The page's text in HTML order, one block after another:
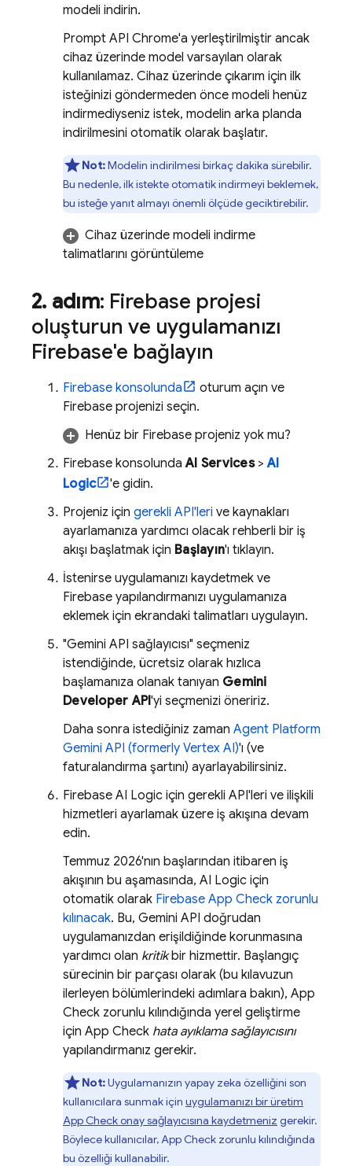
modeli indirin.
Prompt API Chrome'a yerleştirilmiştir ancak
cihaz üzerinde model varsayılan olarak
kullanılamaz. Cihaz üzerinde çıkarım için ilk
isteğinizi göndermeden önce modeli henüz
indirmediyseniz istek, modelin arka planda
indirilmesini otomatik olarak başlatır.
Not:Modelin indirilmesi birkaç dakika sürebilir.
Bu nedenle, ilk istekte otomatik indirmeyi beklemek,
bu isteğe yanıt almayı önemli ölçüde geciktirebilir.
Cihaz üzerinde modeli indirme
talimatlarını görüntüleme
2. adım: Firebase projesi
oluşturun ve uygulamanızı
Firebase'e bağlayın
Firebase konsolunda
oturum açın ve
Firebase projenizi seçin.
Henüz bir Firebase projeniz yok mu?
Firebase konsolundaAI Services>AI
Logic
'e gidin.
Projeniz için gerekli API'leri ve kaynakları
ayarlamanıza yardımcı olacak rehberli bir iş
akışı başlatmak için Başlayın'ı tıklayın.
İstenirse uygulamanızı kaydetmek ve
Firebase yapılandırmanızı uygulamanıza
eklemek için ekrandaki talimatları uygulayın.
"Gemini API sağlayıcısı" seçmeniz
istendiğinde, ücretsiz olarak hızlıca
başlamanıza olanak tanıyan Gemini
Developer API'yi seçmenizi öneririz.
Daha sonra istediğiniz zaman Agent Platform
Gemini API (formerly Vertex AI)'ı (ve
faturalandırma şartını) ayarlayabilirsiniz.
Firebase AI Logic için gerekli API'leri ve ilişkili
hizmetleri ayarlamak üzere iş akışına devam
edin.
Temmuz 2026'nın başlarından itibaren iş
akışının bu aşamasında, AI Logic için
otomatik olarak Firebase App Check zorunlu
kılınacak. Bu, Gemini API doğrudan
uygulamanızdan erişildiğinde korunmasına
yardımcı olan kritikbir hizmettir. Başlangıç
sürecinin bir parçası olarak (bu kılavuzun
ilerleyen bölümlerindeki adımlara bakın), App
Check zorunlu kılındığında yerel geliştirme
için App Check hata ayıklama sağlayıcısını
yapılandırmanız gerekir.
Not:Uygulamanızın yapay zeka özelliğini son
kullanıcılara sunmak için uygulamanızı bir üretim
App Checkonay sağlayıcısına kaydetmeniz gerekir.
Böylece kullanıcılar,App Check zorunlu kılındığında
bu özelliği kullanabilir.